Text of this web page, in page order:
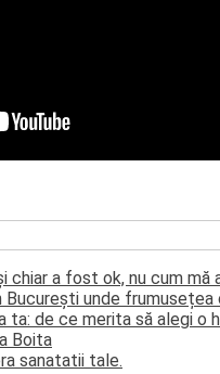
chiar a fost ok, nu cum mă
București unde frumusețea
ta: de ce merita să alegi o
Boita
sanatatii tale.